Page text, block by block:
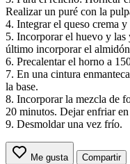
Realizar un puré con la
4. Integrar el queso crema
5. Incorporar el huevo y las
último incorporar el
6. Precalentar el horno a
7. En una cintura
la base.
8. Incorporar la mezcla de
20 minutos. Dejar enfriar
9. Desmoldar una vez frío.
Me gusta Compartir